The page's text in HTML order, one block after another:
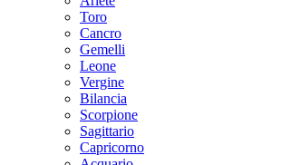
Toro
Cancro
Gemelli
Leone
Vergine
Bilancia
Scorpione
Sagittario
Capricorno